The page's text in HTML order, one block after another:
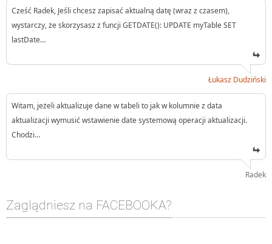
Cześć Radek, Jeśli chcesz zapisać aktualną datę (wraz z czasem),
wystarczy, że skorzysasz z funcji GETDATE(): UPDATE myTable SET
lastDate…
Łukasz Dudziński
Witam, jeżeli aktualizuje dane w tabeli to jak w kolumnie z data
aktualizacji wymusić wstawienie date systemową operacji aktualizacji.
Chodzi…
Radek
Zaglądniesz na FACEBOOKA?